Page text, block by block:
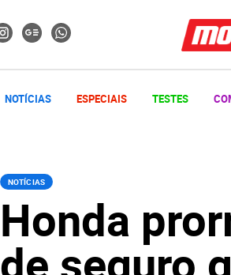
NOTÍCIAS ESPECIAIS TESTES
NOTÍCIAS
Honda